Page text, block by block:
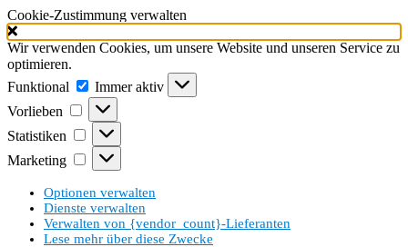
Cookie-Zustimmung verwalten
Wir verwenden Cookies, um unsere Website und unseren Service zu
optimieren.
Funktional
Funktional
Immer aktiv
Vorlieben
Vorlieben
Statistiken Statistiken
Marketing Marketing
Optionen verwalten
Dienste verwalten
Verwalten von {vendor_count}-Lieferanten
Lese mehr über diese Zwecke